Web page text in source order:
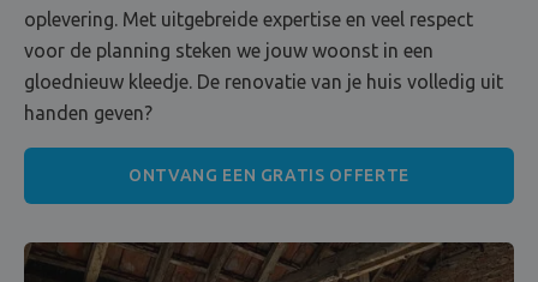
oplevering. Met uitgebreide expertise en veel respect
voor de planning steken we jouw woonst in een
gloednieuw kleedje. De renovatie van je huis volledig uit
handen geven?
ONTVANG EEN GRATIS OFFERTE